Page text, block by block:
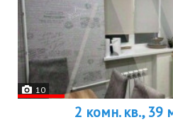
10
2 комн. кв., 39